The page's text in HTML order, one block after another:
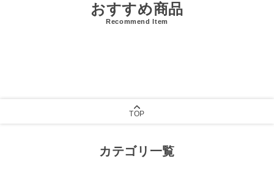
おすすめ商品
Recommend Item
TOP
カテゴリ一覧